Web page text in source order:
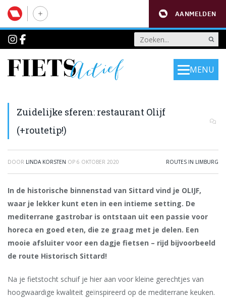
AANMELDEN
MENU
Zuidelijke sferen: restaurant Olijf
(+routetip!)
DOOR LINDA KORSTEN OP 6 OKTOBER 2020 ROUTES IN LIMBURG
In de historische binnenstad van Sittard vind je OLIJF,
waar je lekker kunt eten in een intieme setting. De
mediterrane gastrobar is ontstaan uit een passie voor
horeca en goed eten, die ze graag met je delen. Een
mooie afsluiter voor een dagje fietsen – rijd bijvoorbeeld
de route Historisch Sittard!
Na je fietstocht schuif je hier aan voor kleine gerechtjes van
hoogwaardige kwaliteit geïnspireerd op de mediterrane keuken.